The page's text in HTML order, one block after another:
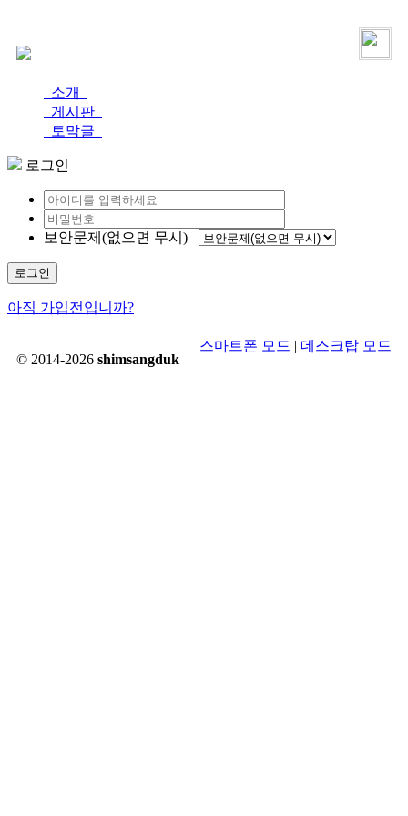
소개
게시판
토막글
로그인
보안문제(없으면 무시)
로그인
아직 가입전입니까?
© 2014-2026 shimsangduk
스마트폰 모드 | 데스크탑 모드